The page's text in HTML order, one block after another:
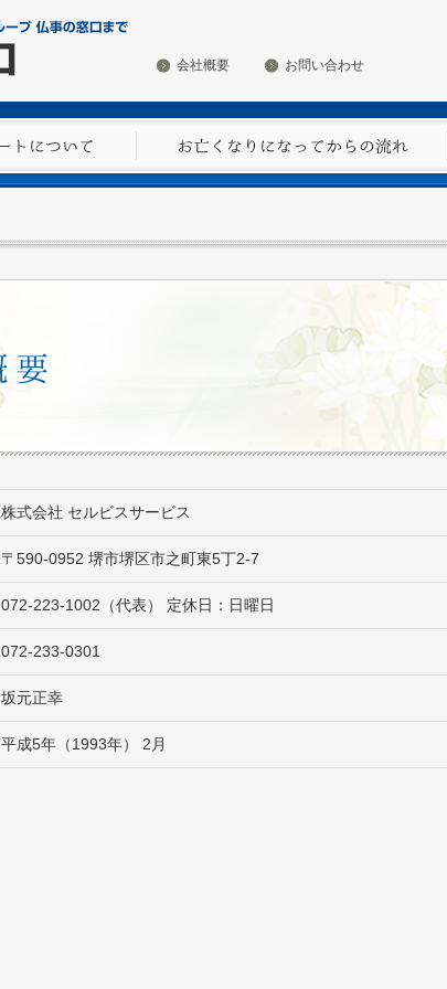
会社概要 お問い合わせ
株式会社 セルビスサービス
〒590-0952 堺市堺区市之町東5丁2-7
072-223-1002（代表） 定休日：日曜日
072-233-0301
坂元正幸
平成5年（1993年） 2月